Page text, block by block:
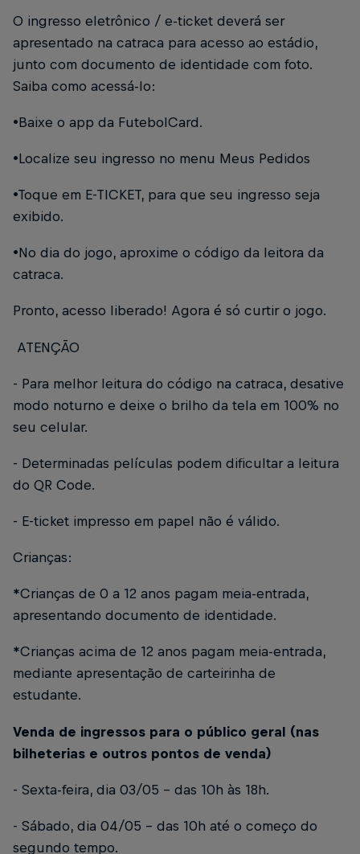
O ingresso eletrônico / e-ticket deverá ser
apresentado na catraca para acesso ao estádio,
junto com documento de identidade com foto.
Saiba como acessá-lo:
•Baixe o app da FutebolCard.
•Localize seu ingresso no menu Meus Pedidos
•Toque em E-TICKET, para que seu ingresso seja
exibido.
•No dia do jogo, aproxime o código da leitora da
catraca.
Pronto, acesso liberado! Agora é só curtir o jogo.
ATENÇÃO
- Para melhor leitura do código na catraca, desative
modo noturno e deixe o brilho da tela em 100% no
seu celular.
- Determinadas películas podem dificultar a leitura
do QR Code.
- E-ticket impresso em papel não é válido.
Crianças:
*Crianças de 0 a 12 anos pagam meia-entrada,
apresentando documento de identidade.
*Crianças acima de 12 anos pagam meia-entrada,
mediante apresentação de carteirinha de
estudante.
Venda de ingressos para o público geral (nas
bilheterias e outros pontos de venda)
- Sexta-feira, dia 03/05 – das 10h às 18h.
- Sábado, dia 04/05 – das 10h até o começo do
segundo tempo.